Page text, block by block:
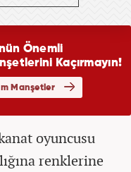
oyuncusu
renklerine